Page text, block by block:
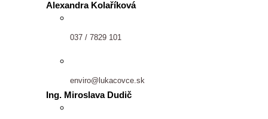
Alexandra Kolaříková
037 / 7829 101
enviro@lukacovce.sk
Ing. Miroslava Dudič